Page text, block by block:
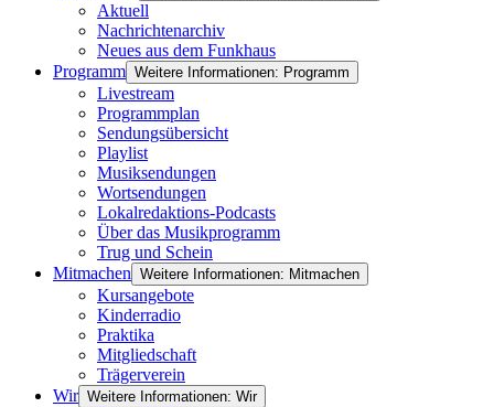
Aktuell
Nachrichtenarchiv
Neues aus dem Funkhaus
Programm Weitere Informationen: Programm
Livestream
Programmplan
Sendungsübersicht
Playlist
Musiksendungen
Wortsendungen
Lokalredaktions-Podcasts
Über das Musikprogramm
Trug und Schein
Mitmachen Weitere Informationen: Mitmachen
Kursangebote
Kinderradio
Praktika
Mitgliedschaft
Trägerverein
Wir Weitere Informationen: Wir